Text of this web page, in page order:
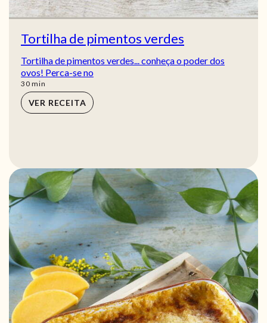
Tortilha de pimentos verdes
Tortilha de pimentos verdes... conheça o poder dos
ovos! Perca-se no
30min
min
VER RECEITA